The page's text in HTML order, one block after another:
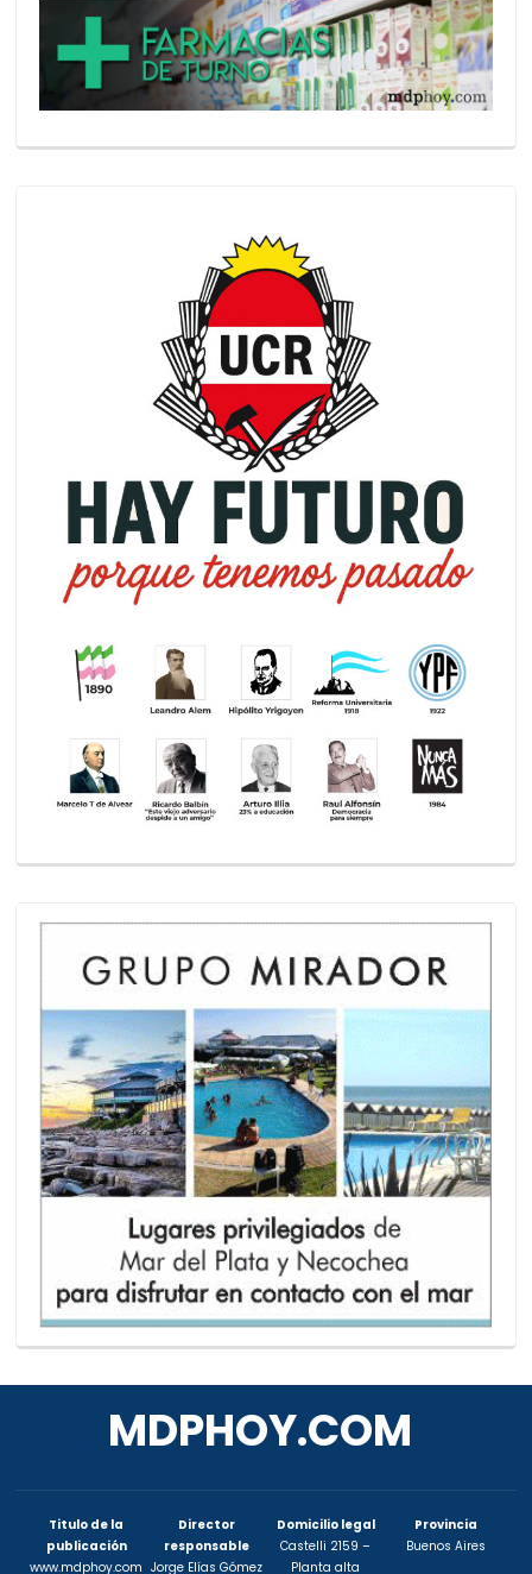
MDPHOY.COM
Titulo de la
publicación
www.mdphoy.com
Director
responsable
Jorge Elías Gómez
Domicilio legal
Castelli 2159 –
Planta alta
Provincia
Buenos Aires